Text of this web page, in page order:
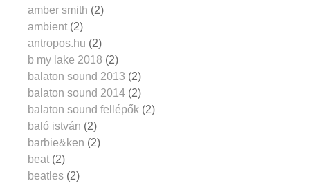
amber smith (2)
ambient (2)
antropos.hu (2)
b my lake 2018 (2)
balaton sound 2013 (2)
balaton sound 2014 (2)
balaton sound fellépők (2)
baló istván (2)
barbie&ken (2)
beat (2)
beatles (2)